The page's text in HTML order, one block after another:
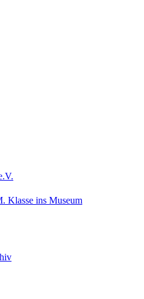
Klasse ins Museum